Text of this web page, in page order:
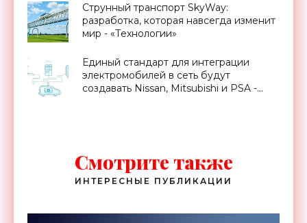
Струнный транспорт SkyWay:
разработка, которая навсегда изменит
мир - «Технологии»
Единый стандарт для интеграции
электромобилей в сеть будут
создавать Nissan, Mitsubishi и PSA -
Смотрите также
ИНТЕРЕСНЫЕ ПУБЛИКАЦИИ